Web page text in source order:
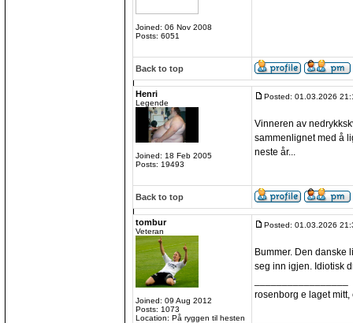
Joined: 06 Nov 2008
Posts: 6051
Back to top
Henri
Legende
Joined: 18 Feb 2005
Posts: 19493
Posted: 01.03.2026
Vinneren av
sammenlignet med å
neste år...
Back to top
tombur
Veteran
Joined: 09 Aug 2012
Posts: 1073
Location: På ryggen til hesten
Posted: 01.03.2026
Bummer. Den danske
seg inn igjen. Idiotisk
rosenborg e laget mitt,